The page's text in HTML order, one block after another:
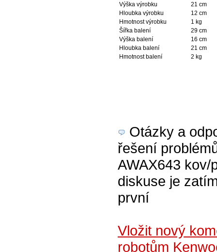
Výška výrobku
21 cm
Hloubka výrobku
12 cm
Hmotnost výrobku
1 kg
Šířka balení
29 cm
Výška balení
16 cm
Hloubka balení
21 cm
Hmotnost balení
2 kg
Otázky a
řešení
AWAX643 kov/
diskuse je
první
Vložit nový
robotům